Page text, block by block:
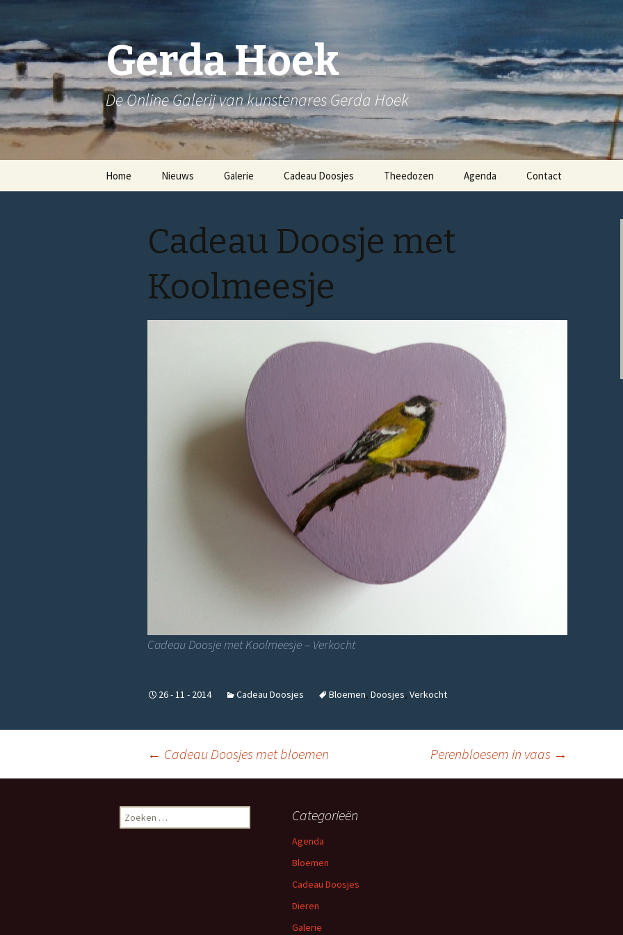
Gerda Hoek
De Online Galerij van kunstenares Gerda Hoek
Home Nieuws Galerie
Stadsgezichten
Stillevens
Cadeau Doosjes Theedozen Agenda Contact
Cadeau Doosje met
Koolmeesje
Cadeau Doosje met Koolmeesje – Verkocht
26 - 11 - 2014 Cadeau Doosjes Bloemen, Doosjes, Verkocht
Berichtnavigatie
← Cadeau Doosjes met bloemen Perenbloesem in vaas →
Zoeken
naar:
Categorieën
Agenda
Bloemen
Cadeau Doosjes
Dieren
Galerie